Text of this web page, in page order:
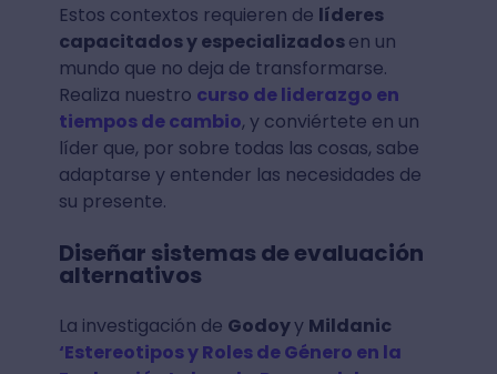
Estos contextos requieren de líderes
capacitados y especializadosen un
mundo que no deja de transformarse.
Realiza nuestro curso de liderazgo en
tiempos de cambio, y conviértete en un
líder que, por sobre todas las cosas, sabe
adaptarse y entender las necesidades de
su presente.
Diseñar sistemas de evaluación
alternativos
La investigación de Godoyy Mildanic
‘Estereotipos y Roles de Género en la